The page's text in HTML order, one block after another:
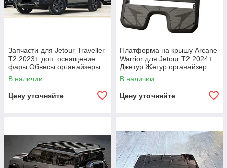
Запчасти для Jetour Traveller
T2 2023+ доп. оснащение
фары Обвесы органайзеры
В наличии
Цену уточняйте
Платформа на крышу Arcane
Warrior для Jetour T2 2024+
Джетур Жетур органайзер
багажник крышу
В наличии
Цену уточняйте